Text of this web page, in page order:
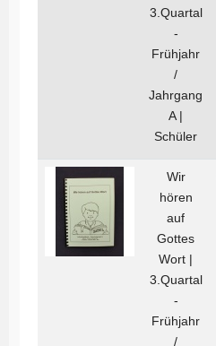
3.Quartal
-
Frühjahr
/
Jahrgang
A |
Schüler
Wir
hören
auf
Gottes
Wort |
3.Quartal
-
Frühjahr
/